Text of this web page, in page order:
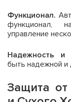
Функционал.
функционал,
управление
Надежность и
быть надежной и
Защита